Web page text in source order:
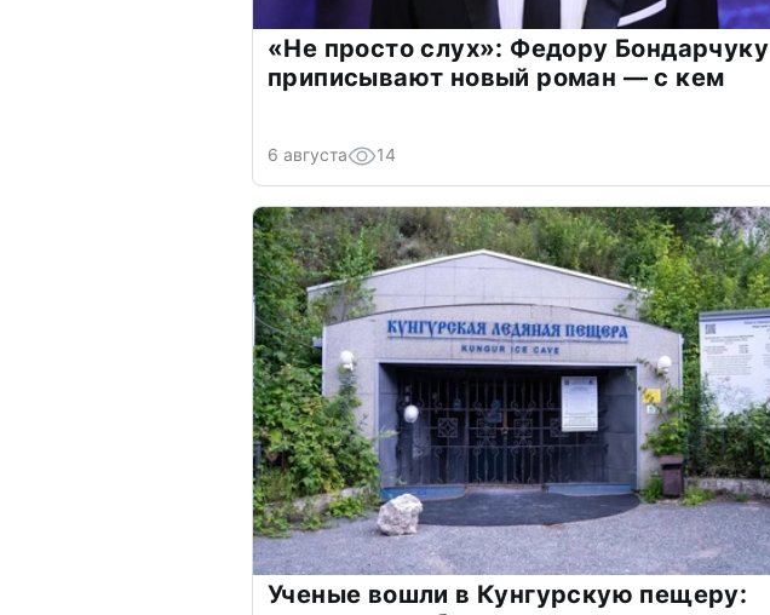
«Не просто слух»: Федору Бондарчуку
приписывают новый роман — с кем
6 августа 14
Ученые вошли в Кунгурскую пещеру: